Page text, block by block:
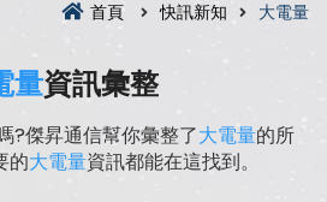
首頁 快訊新知 大電量
量資訊彙整
?傑昇通信幫你彙整了大電量的所
的大電量資訊都能在這找到。